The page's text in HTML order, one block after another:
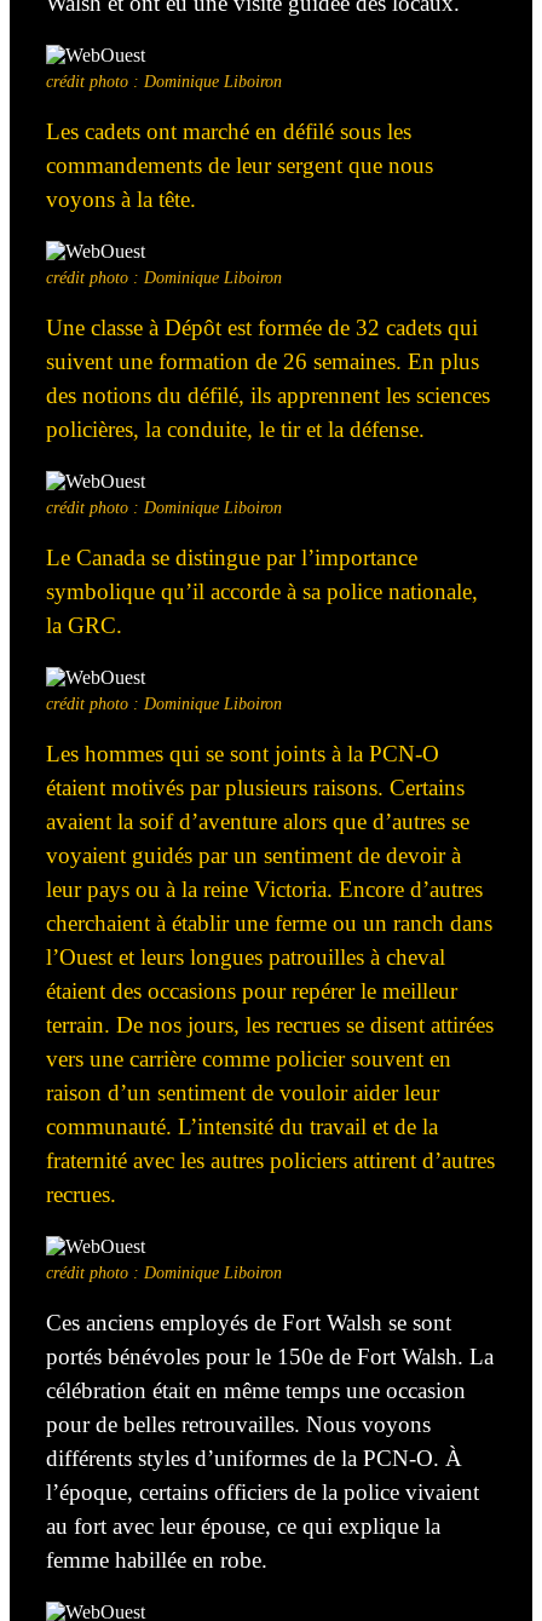
crédit photo : Dominique Liboiron
Les cadets ont marché en défilé sous les
commandements de leur sergent que nous
voyons à la tête.
crédit photo : Dominique Liboiron
Une classe à Dépôt est formée de 32 cadets qui
suivent une formation de 26 semaines. En plus
des notions du défilé, ils apprennent les sciences
policières, la conduite, le tir et la défense.
crédit photo : Dominique Liboiron
Le Canada se distingue par l’importance
symbolique qu’il accorde à sa police nationale,
la GRC.
crédit photo : Dominique Liboiron
Les hommes qui se sont joints à la PCN-O
étaient motivés par plusieurs raisons. Certains
avaient la soif d’aventure alors que d’autres se
voyaient guidés par un sentiment de devoir à
leur pays ou à la reine Victoria. Encore d’autres
cherchaient à établir une ferme ou un ranch dans
l’Ouest et leurs longues patrouilles à cheval
étaient des occasions pour repérer le meilleur
terrain. De nos jours, les recrues se disent attirées
vers une carrière comme policier souvent en
raison d’un sentiment de vouloir aider leur
communauté. L’intensité du travail et de la
fraternité avec les autres policiers attirent d’autres
recrues.
crédit photo : Dominique Liboiron
Ces anciens employés de Fort Walsh se sont
portés bénévoles pour le 150e de Fort Walsh. La
célébration était en même temps une occasion
pour de belles retrouvailles. Nous voyons
différents styles d’uniformes de la PCN-O. À
l’époque, certains officiers de la police vivaient
au fort avec leur épouse, ce qui explique la
femme habillée en robe.